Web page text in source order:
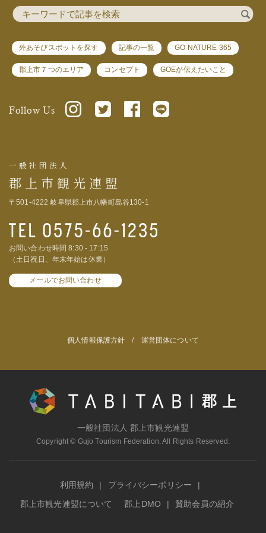
一般社団法人
郡上市観光連盟
〒501-4222 岐阜県郡上市八幡町島谷130-1
お問い合わせ時間 8:30 - 17:15
（土日祝日、年末年始は休業）
メールでお問い合わせ
外あそびスポットを探す 記事の一覧 GO NATURE 365
郡上市７つのエリア コンセプト GOEが伝えたいこと
Follow Us
個人情報保護方針 / 運営団体について
一般社団法人 郡上市観光連盟
Copyright © Gujo Tourism Federation. All Rights Reserved.
利用規約
プライバシーポリシー
郡上市観光連盟について
郡上DMO 賛助会員の紹介